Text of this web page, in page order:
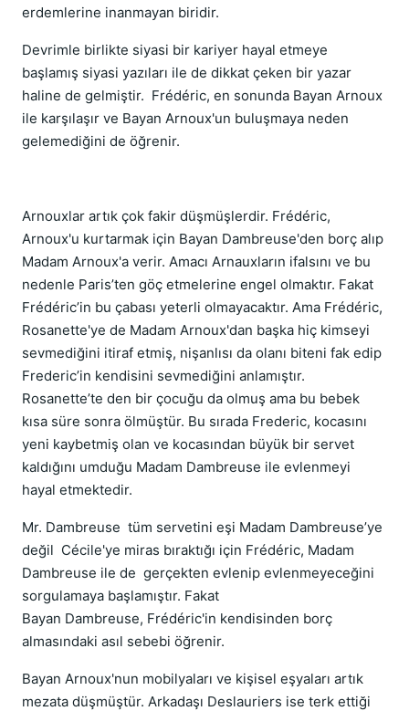
erdemlerine inanmayan biridir.
Devrimle birlikte siyasi bir kariyer hayal etmeye
başlamış siyasi yazıları ile de dikkat çeken bir yazar
haline de gelmiştir. Frédéric, en sonunda Bayan Arnoux
ile karşılaşır ve Bayan Arnoux'un buluşmaya neden
gelemediğini de öğrenir.
Arnouxlar artık çok fakir düşmüşlerdir. Frédéric,
Arnoux'u kurtarmak için Bayan Dambreuse'den borç alıp
Madam Arnoux'a verir. Amacı Arnauxların ifalsını ve bu
nedenle Paris’ten göç etmelerine engel olmaktır. Fakat
Frédéric’in bu çabası yeterli olmayacaktır. Ama Frédéric,
Rosanette'ye de Madam Arnoux'dan başka hiç kimseyi
sevmediğini itiraf etmiş, nişanlısı da olanı biteni fak edip
Frederic’in kendisini sevmediğini anlamıştır.
Rosanette’te den bir çocuğu da olmuş ama bu bebek
kısa süre sonra ölmüştür. Bu sırada Frederic, kocasını
yeni kaybetmiş olan ve kocasından büyük bir servet
kaldığını umduğu Madam Dambreuse ile evlenmeyi
hayal etmektedir.
Mr. Dambreuse tüm servetini eşi Madam Dambreuse’ye
değil Cécile'ye miras bıraktığı için Frédéric, Madam
Dambreuse ile de gerçekten evlenip evlenmeyeceğini
sorgulamaya başlamıştır. Fakat
Bayan Dambreuse, Frédéric'in kendisinden borç
almasındaki asıl sebebi öğrenir.
Bayan Arnoux'nun mobilyaları ve kişisel eşyaları artık
mezata düşmüştür. Arkadaşı Deslauriers ise terk ettiği